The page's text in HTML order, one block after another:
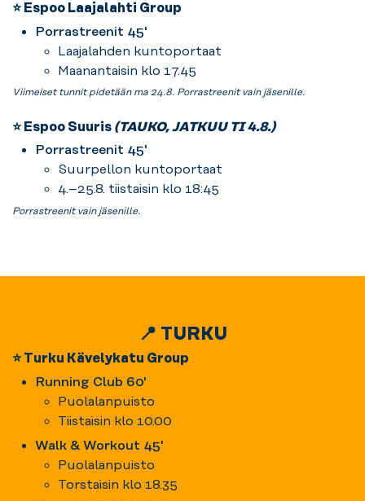
⭐ Espoo Laajalahti Group
Porrastreenit 45'
Laajalahden kuntoportaat
Maanantaisin klo 17.45
Viimeiset tunnit pidetään ma 24.8. Porrastreenit vain jäsenille.
⭐ Espoo Suuris (TAUKO, JATKUU TI 4.8.)
Porrastreenit 45'
Suurpellon kuntoportaat
4.–25.8. tiistaisin klo 18:45
Porrastreenit vain jäsenille.
📍 TURKU
⭐ Turku Kävelykatu Group
Running Club 60'
Puolalanpuisto
Tiistaisin klo 10.00
Walk & Workout 45'
Puolalanpuisto
Torstaisin klo 18.35